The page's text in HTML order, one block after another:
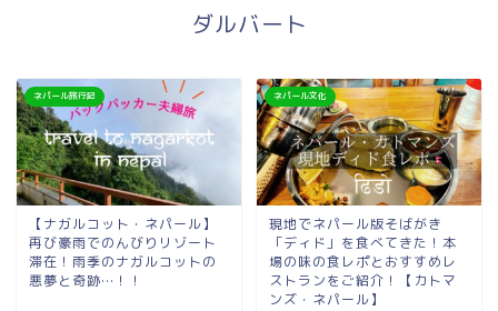
ダルバート
ネパール旅行記
【ナガルコット・ネパール】
再び豪雨でのんびりリゾート
滞在！雨季のナガルコットの
悪夢と奇跡…！！
ネパール文化
現地でネパール版そばがき
「ディド」を食べてきた！本
場の味の食レポとおすすめレ
ストランをご紹介！【カトマ
ンズ・ネパール】